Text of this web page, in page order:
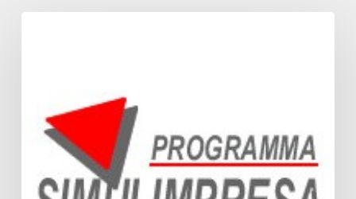
SOSPENSIONE
SERVIZI
TELEFONICI